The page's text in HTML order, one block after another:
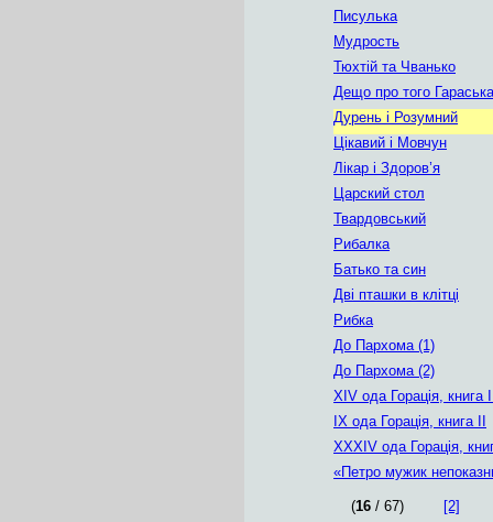
Писулька
Мудрость
Тюхтій та Чванько
Дещо про того Гараська
Дурень і Розумний
Цікавий і Мовчун
Лікар і Здоров’я
Царский стол
Твардовський
Рибалка
Батько та син
Дві пташки в клітці
Рибка
До Пархома (1)
До Пархома (2)
XIV ода Горація, книга
IX ода Горація, книга II
XXXIV ода Горація,
«Петро мужик
(16 / 67)
[2]